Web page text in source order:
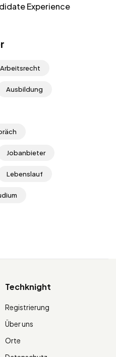
Experience
Arbeitsrecht
Ausbildung
Jobanbieter
Lebenslauf
Techknight
Registrierung
Über uns
Orte